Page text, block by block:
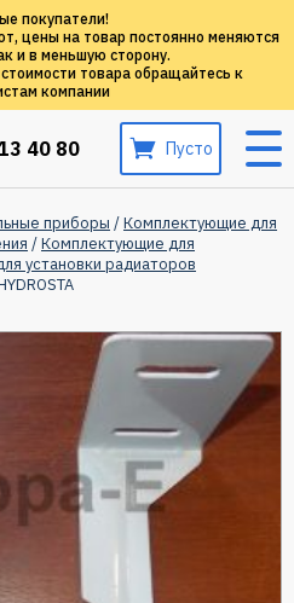
покупатели!
цены на товар постоянно меняются
и в меньшую сторону.
товара обращайтесь к
компании
40 80 Пусто
приборы /Комплектующие для
/Комплектующие для
установки радиаторов